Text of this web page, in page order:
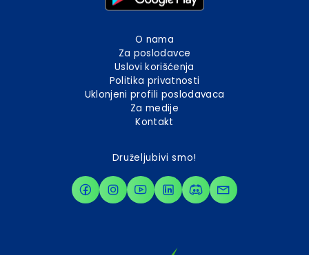
O nama
Za poslodavce
Uslovi korišćenja
Politika privatnosti
Uklonjeni profili poslodavaca
Za medije
Kontakt
Druželjubivi smo!